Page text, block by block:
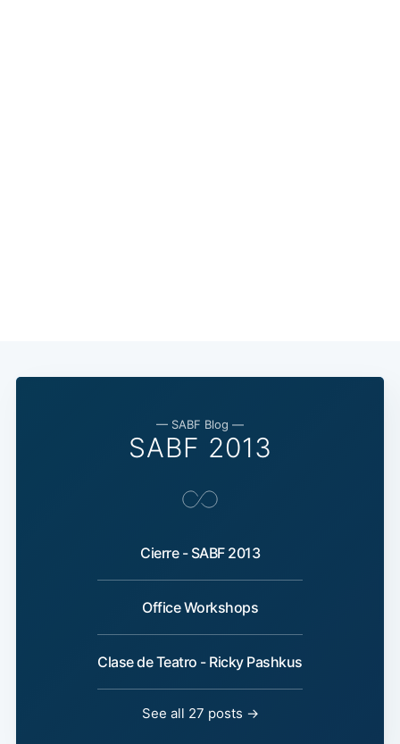
— SABF Blog —
SABF 2013
Cierre - SABF 2013
Office Workshops
Clase de Teatro - Ricky Pashkus
See all 27 posts →